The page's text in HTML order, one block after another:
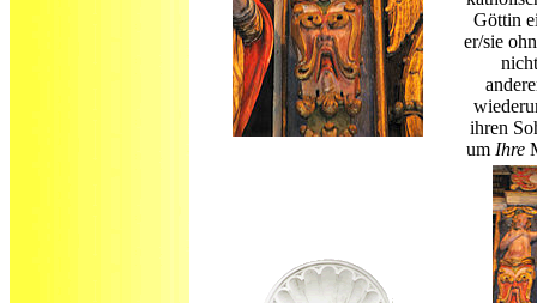
Göttin
er/sie
ihren
um Ihre